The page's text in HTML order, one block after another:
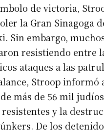
de victoria,
la Gran Sinagoga
Sin embargo,
resistiendo entre
ataques a las
Stroop informó
más de 56 mil
y la
De los